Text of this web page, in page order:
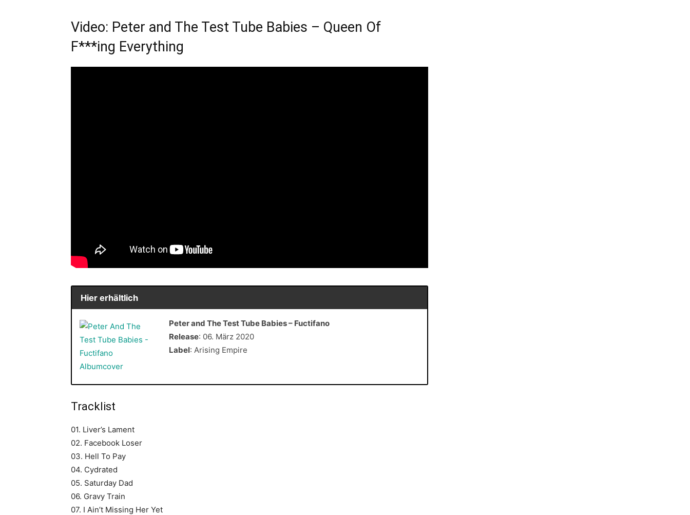
Video: Peter and The Test Tube Babies – Queen Of
F***ing Everything
Hier erhältlich
Peter and The Test Tube Babies – Fuctifano
Release: 06. März 2020
Label: Arising Empire
Tracklist
01. Liver’s Lament
02. Facebook Loser
03. Hell To Pay
04. Cydrated
05. Saturday Dad
06. Gravy Train
07. I Ain’t Missing Her Yet